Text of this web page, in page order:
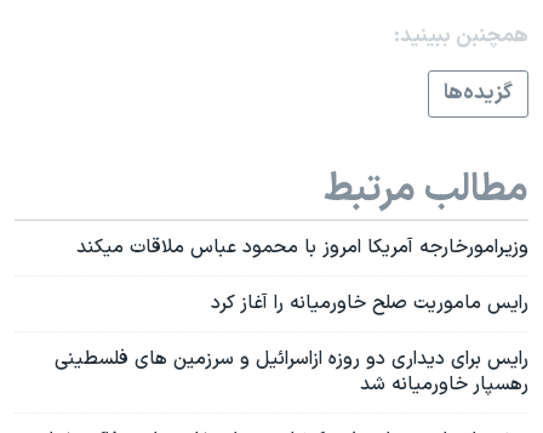
همچنبن ببینید:
گزيده‌ها
مطالب مرتبط
وزيرامورخارجه آمريکا امروز با محمود عباس ملاقات ميکند
رايس ماموريت صلح خاورميانه را آغاز کرد
رايس برای ديداری دو روزه ازاسرائيل و سرزمين های فلسطينی
رهسپار خاورميانه شد